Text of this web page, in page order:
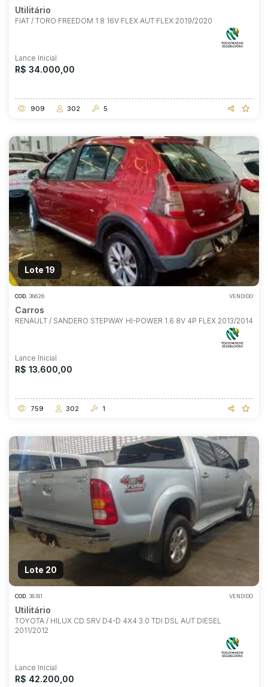
Utilitário
FIAT / TORO FREEDOM 1.8 16V FLEX AUT FLEX 2019/2020
Lance Inicial
R$ 34.000,00
909 302 5
Lote 19
COD. 38626 VENDIDO
Carros
RENAULT / SANDERO STEPWAY HI-POWER 1.6 8V 4P FLEX 2013/2014
Lance Inicial
R$ 13.600,00
759 302 1
Lote 20
COD. 38741 VENDIDO
Utilitário
TOYOTA / HILUX CD SRV D4-D 4X4 3.0 TDI DSL AUT DIESEL
2011/2012
Lance Inicial
R$ 42.200,00